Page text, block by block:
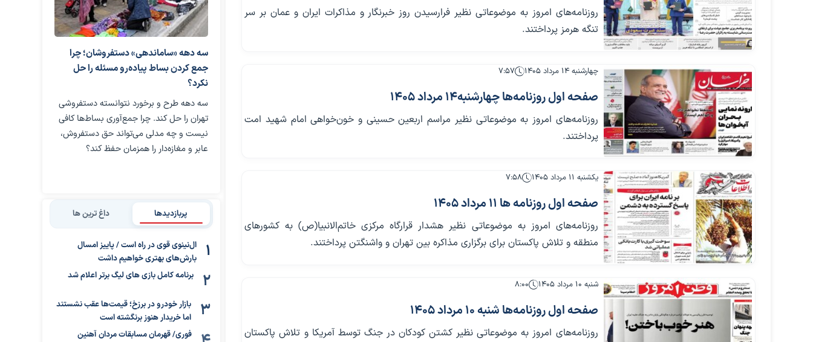
روزنامه‌های امروز به موضوعاتی نظیر فرارسیدن روز خبرنگار و مذاکرات ایران و عمان بر سر
تنگه هرمز پرداختند.
چهارشنبه ۱۴ مرداد ۱۴۰۵ ۷:۵۷
صفحه اول روزنامه‌ها چهارشنبه14 مرداد 1405
روزنامه‌های امروز به موضوعاتی نظیر مراسم اربعین حسینی و خون‌خواهی امام شهید امت
پرداختند.
یکشنبه ۱۱ مرداد ۱۴۰۵ ۷:۵۸
صفحه اول روزنامه ها 11 مرداد 1405
روزنامه‌های امروز به موضوعاتی نظیر هشدار قرارگاه مرکزی خاتم‌الانبیا(ص) به کشورهای
منطقه و تلاش پاکستان برای برگزاری مذاکره بین تهران و واشنگتن پرداختند.
شنبه ۱۰ مرداد ۱۴۰۵ ۸:۰۰
صفحه اول روزنامه‌ها شنبه 10 مرداد 1405
روزنامه‌های امروز به موضوعاتی نظیر کشتن کودکان در جنگ توسط آمریکا و تلاش پاکستان
سه دهه «ساماندهی» دستفروشان؛ چرا
جمع کردن بساط پیاده‌رو مسئله را حل
نکرد؟
سه دهه طرح و برخورد نتوانسته دستفروشی
تهران را حل کند. چرا جمع‌آوری بساط‌ها کافی
نیست و چه مدلی می‌تواند حق دستفروش،
عابر و مغازه‌دار را همزمان حفظ کند؟
پربازدیدها داغ ترین ها
ال‌نینوی قوی در راه است / پاییز امسال
بارش‌های بهتری خواهیم داشت
برنامه کامل بازی های لیگ برتر اعلام شد
بازار خودرو در برزخ؛ قیمت‌ها عقب نشستند
اما خریدار هنوز برنگشته است
فوری/ قهرمان مسابقات مردان آهنین